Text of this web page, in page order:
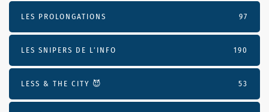
LES PROLONGATIONS 97
LES SNIPERS DE L’INFO 190
LESS & THE CITY 😈 53